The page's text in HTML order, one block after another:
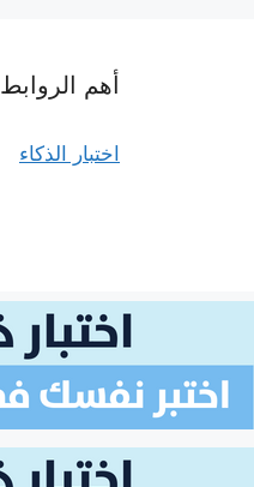
أهم الروابط
اختبار الذكاء